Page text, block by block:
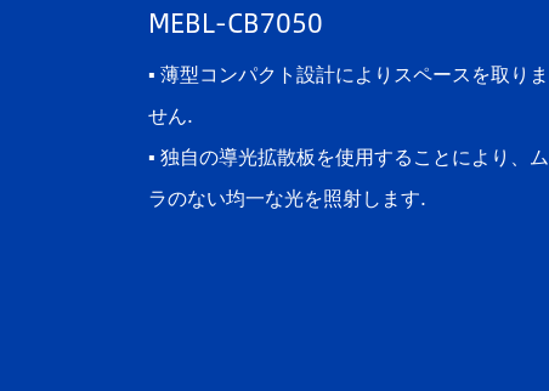
MEBL-CB7050
▪ 薄型コンパクト設計によりスペースを取りま
せん.
▪ 独自の導光拡散板を使用することにより、ム
ラのない均一な光を照射します.